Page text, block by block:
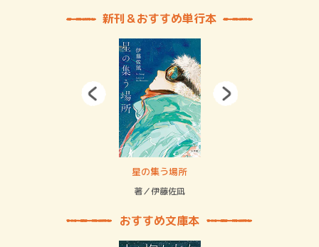
新刊＆おすすめ単行本
星の集う場所
著／伊藤佐凪
おすすめ文庫本